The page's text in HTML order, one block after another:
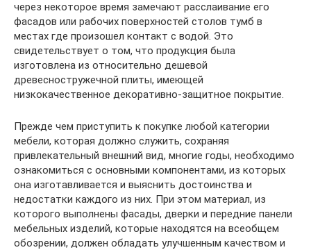
через некоторое время замечают расслаивание его
фасадов или рабочих поверхностей столов тумб в
местах где произошел контакт с водой. Это
свидетельствует о том, что продукция была
изготовлена из относительно дешевой
древесностружечной плиты, имеющей
низкокачественное декоративно-защитное покрытие.
Прежде чем приступить к покупке любой категории
мебели, которая должно служить, сохраняя
привлекательный внешний вид, многие годы, необходимо
ознакомиться с основными компонентами, из которых
она изготавливается и выяснить достоинства и
недостатки каждого из них. При этом материал, из
которого выполнены фасады, дверки и передние панели
мебельных изделий, которые находятся на всеобщем
обозрении, должен обладать улучшенным качеством и